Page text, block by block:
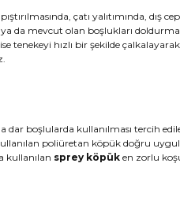
çatı yalıtımında, dış
da mevcut olan boşlukları
tenekeyi hızlı bir şekilde
boşlularda kullanılması tercih
kullanılan poliüretan köpük doğru
kullanılan sprey köpük en zorlu